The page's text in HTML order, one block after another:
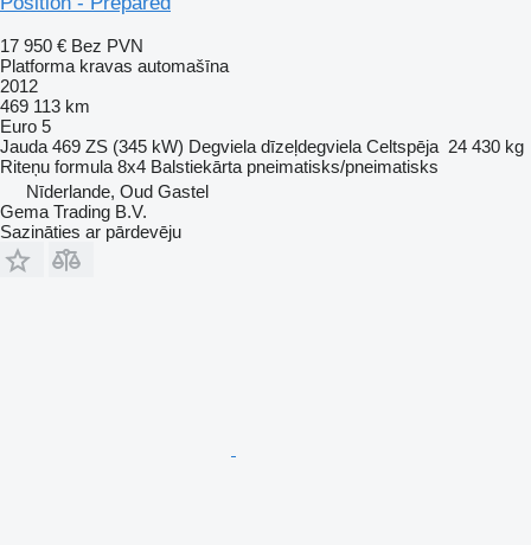
17 950 € Bez PVN
Platforma kravas automašīna
2012
469 113 km
Euro 5
Jauda 469 ZS (345 kW) Degviela dīzeļdegviela Celtspēja 24 430 kg
Riteņu formula 8x4 Balstiekārta pneimatisks/pneimatisks
Nīderlande, Oud Gastel
Gema Trading B.V.
Sazināties ar pārdevēju